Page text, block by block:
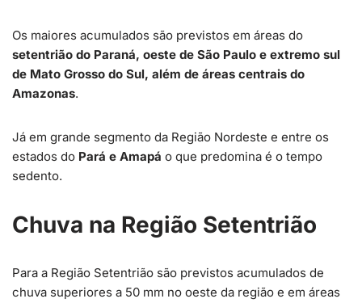
Os maiores acumulados são previstos em áreas do
setentrião do Paraná, oeste de São Paulo e extremo sul
de Mato Grosso do Sul, além de áreas centrais do
Amazonas.
Já em grande segmento da Região Nordeste e entre os
estados do Pará e Amapá o que predomina é o tempo
sedento.
Chuva na Região Setentrião
Para a Região Setentrião são previstos acumulados de
chuva superiores a 50 mm no oeste da região e em áreas